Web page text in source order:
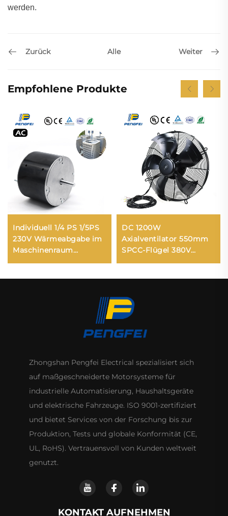
werden.
Zurück Alle Weiter
Empfohlene Produkte
Individuell 1/4 PS 1/5PS
230V Wärmeabgabe im
Maschinenraum
Kondensatorventilatormotor
DC 1200W
Axialventilator 550mm
SPCC-Flügel 380V
12440m3/h
Industrie-Lüfter für
Klimaanlagen
Restaurant Einzelhandel
Zhongshan Pengfei Electrical spezialisiert sich
auf maßgeschneiderte Motorsysteme für
industrielle Automatisierung, Haushaltsgeräte
und elektrische Fahrzeuge. ISO 9001-zertifiziert
und bietet Services von der Forschung bis zur
Produktion, Tests und globale Konformität (CE,
UL, RoHS). Vertrauensvoll von Kunden weltweit
genutzt.
KONTAKT AUFNEHMEN